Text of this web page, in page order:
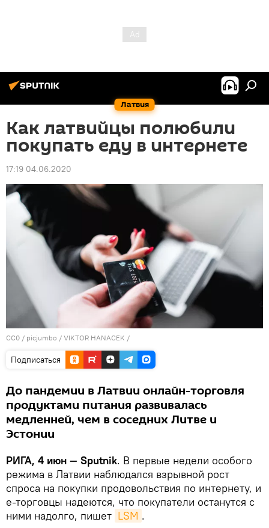
Латвия
Как латвийцы полюбили
покупать еду в интернете
17:19 04.06.2020
CC0 / picjumbo / VIKTOR HANACEK /
Подписаться
До пандемии в Латвии онлайн-торговля
продуктами питания развивалась
медленней, чем в соседних Литве и
Эстонии
РИГА, 4 июн — Sputnik. В первые недели особого
режима в Латвии наблюдался взрывной рост
спроса на покупки продовольствия по интернету, и
е-торговцы надеются, что покупатели останутся с
ними надолго, пишет LSM .